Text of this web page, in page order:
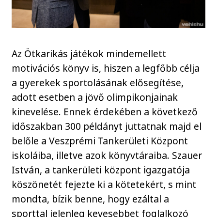
Az Ötkarikás játékok mindemellett
motivációs könyv is, hiszen a legfőbb célja
a gyerekek sportolásának elősegítése,
adott esetben a jövő olimpikonjainak
kinevelése. Ennek érdekében a következő
időszakban 300 példányt juttatnak majd el
belőle a Veszprémi Tankerületi Központ
iskoláiba, illetve azok könyvtáraiba. Szauer
István, a tankerületi központ igazgatója
köszönetét fejezte ki a kötetekért, s mint
mondta, bízik benne, hogy ezáltal a
sporttal jelenleg kevesebbet foglalkozó